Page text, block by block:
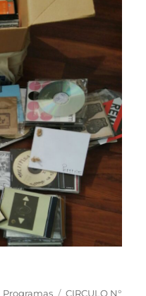
Categories
Programas Tags
CIRCULO N°